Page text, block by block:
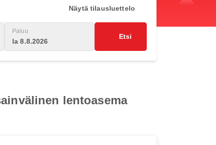
Näytä tilausluettelo
Paluu
la 8.8.2026
Etsi
lentoasema